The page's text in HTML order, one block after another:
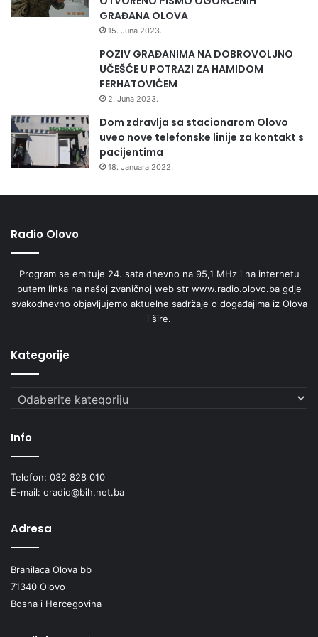
GRAĐANA OLOVA
15. Juna 2023.
POZIV GRAĐANIMA NA DOBROVOLJNO
UČEŠĆE U POTRAZI ZA HAMIDOM
FERHATOVIĆEM
2. Juna 2023.
Dom zdravlja sa stacionarom Olovo
uveo nove telefonske linije za kontakt s
pacijentima
18. Januara 2022.
Radio Olovo
Program se emituje 24. sata dnevno na 95,1 MHz i na internetu
putem linka na našoj zvaničnoj web str www.radio.olovo.ba gdje
svakodnevno objavljujemo aktuelne sadržaje o događajima iz Olova
i šire.
Kategorije
Kategorije
Info
Telefon: 032 828 010
E-mail: oradio@bih.net.ba
Adresa
Branilaca Olova bb
71340 Olovo
Bosna i Hercegovina